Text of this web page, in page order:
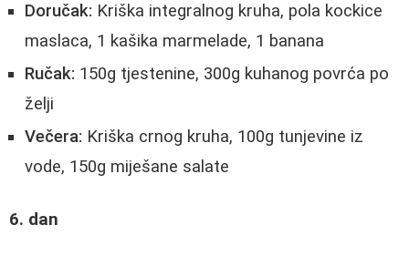
Doručak: Kriška integralnog kruha, pola kockice
maslaca, 1 kašika marmelade, 1 banana
Ručak: 150g tjestenine, 300g kuhanog povrća po
želji
Večera: Kriška crnog kruha, 100g tunjevine iz
vode, 150g miješane salate
6. dan